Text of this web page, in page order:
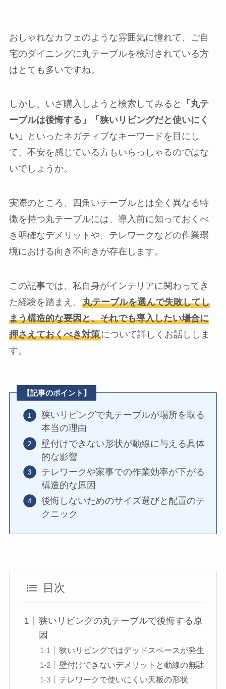
おしゃれなカフェのような雰囲気に憧れて、ご自
宅のダイニングに丸テーブルを検討されている方
はとても多いですね。
しかし、いざ購入しようと検索してみると
「丸テ
ーブルは後悔する」「狭いリビングだと使いにく
い」
といったネガティブなキーワードを目にし
て、不安を感じている方もいらっしゃるのではな
いでしょうか。
実際のところ、四角いテーブルとは全く異なる特
徴を持つ丸テーブルには、導入前に知っておくべ
き明確なデメリットや、テレワークなどの作業環
境における向き不向きが存在します。
この記事では、私自身がインテリアに関わってき
た経験を踏まえ、 丸テーブルを選んで失敗してし
まう構造的な要因と、それでも導入したい場合に
押さえておくべき対策について詳しくお話ししま
す。
【記事のポイント】
狭いリビングで丸テーブルが場所を取る
本当の理由
壁付けできない形状が動線に与える具体
的な影響
テレワークや家事での作業効率が下がる
構造的な原因
後悔しないためのサイズ選びと配置のテ
クニック
目次
狭いリビングの丸テーブルで後悔する原
因
狭いリビングではデッドスペースが発生
壁付けできないデメリットと動線の無駄
テレワークで使いにくい天板の形状